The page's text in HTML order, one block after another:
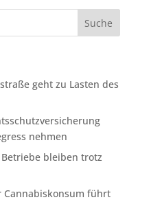
geht zu Lasten des
nehmen
bleiben trotz
Cannabiskonsum führt